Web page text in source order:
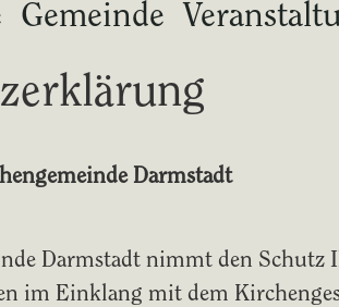
Gemeinde
Darmstadt
Darmstadt nimmt den Schutz
im Einklang mit dem